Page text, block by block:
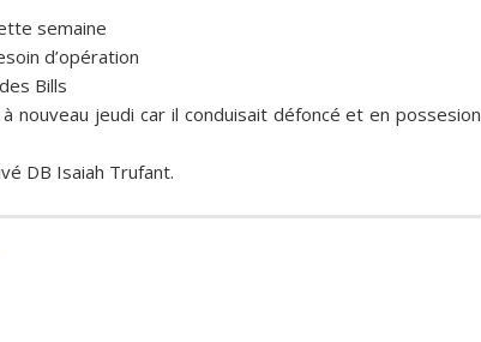
semaine
d’opération
Bills
nouveau jeudi car il conduisait défoncé et en possesion
DB Isaiah Trufant.